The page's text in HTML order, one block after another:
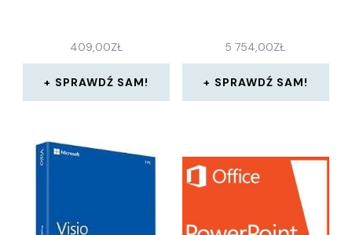
409,00ZŁ
SPRAWDŹ SAM!
5 754,00ZŁ
SPRAWDŹ SAM!